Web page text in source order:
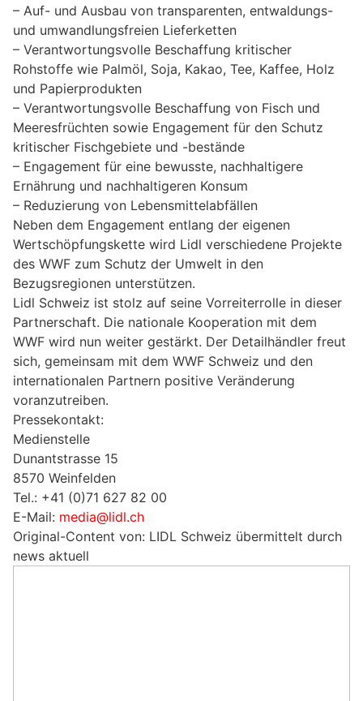
– Auf- und Ausbau von transparenten, entwaldungs-
und umwandlungsfreien Lieferketten
– Verantwortungsvolle Beschaffung kritischer
Rohstoffe wie Palmöl, Soja, Kakao, Tee, Kaffee, Holz
und Papierprodukten
– Verantwortungsvolle Beschaffung von Fisch und
Meeresfrüchten sowie Engagement für den Schutz
kritischer Fischgebiete und -bestände
– Engagement für eine bewusste, nachhaltigere
Ernährung und nachhaltigeren Konsum
– Reduzierung von Lebensmittelabfällen
Neben dem Engagement entlang der eigenen
Wertschöpfungskette wird Lidl verschiedene Projekte
des WWF zum Schutz der Umwelt in den
Bezugsregionen unterstützen.
Lidl Schweiz ist stolz auf seine Vorreiterrolle in dieser
Partnerschaft. Die nationale Kooperation mit dem
WWF wird nun weiter gestärkt. Der Detailhändler freut
sich, gemeinsam mit dem WWF Schweiz und den
internationalen Partnern positive Veränderung
voranzutreiben.
Pressekontakt:
Medienstelle
Dunantstrasse 15
8570 Weinfelden
Tel.: +41 (0)71 627 82 00
E-Mail: media@lidl.ch
Original-Content von: LIDL Schweiz übermittelt durch
news aktuell